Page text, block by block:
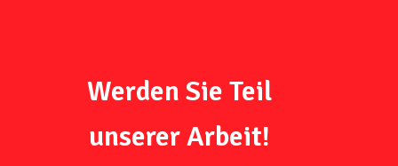
Werden Sie Teil
unserer Arbeit!